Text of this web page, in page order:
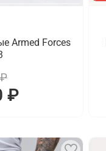
Armed Forces
₽